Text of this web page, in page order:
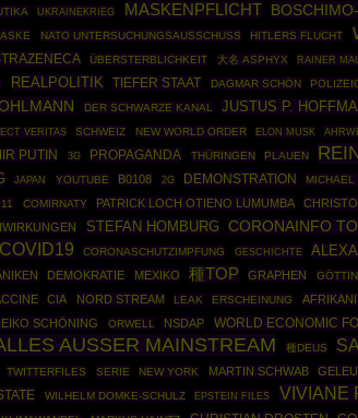
UKRAINEKRIEG MASKENPFLICHT
NATO UNTERSUCHUNGSAUSSCHUSS HITLERS FLUCHT
ÜBERSTERBLICHKEIT 大名 ASPHYX RAINER
REALPOLITIK TIEFER STAAT DAGMAR SCHÖN
DER SCHWARZE KANAL JUSTUS P.
VERITAS SCHWEIZ NEW WORLD ORDER ELON MUSK
PUTIN 3G PROPAGANDA THÜRINGEN PLAUEN
JAPAN YOUTUBE B0108 2G DEMONSTRATION MICHAEL
COMIRNATY PATRICK LOCH OTIENO LUMUMBA
STEFAN HOMBURG CORONAINFO
COVID19 CORONASCHUTZIMPFUNG GESCHICHTE
DEMOKRATIE MEXIKO 種TOP GRAPHEN
CIA NORD STREAM LEAK ERSCHEINUNG
SCHÖNING ORWELL NSDAP WORLD ECONOMIC
AUSSER MAINSTREAM 種DEUS
TWITTERFILES SERIE NEW YORK MARTIN SCHWAB
WILHELM DOMKE-SCHULZ EPSTEIN FILES VIVIANE